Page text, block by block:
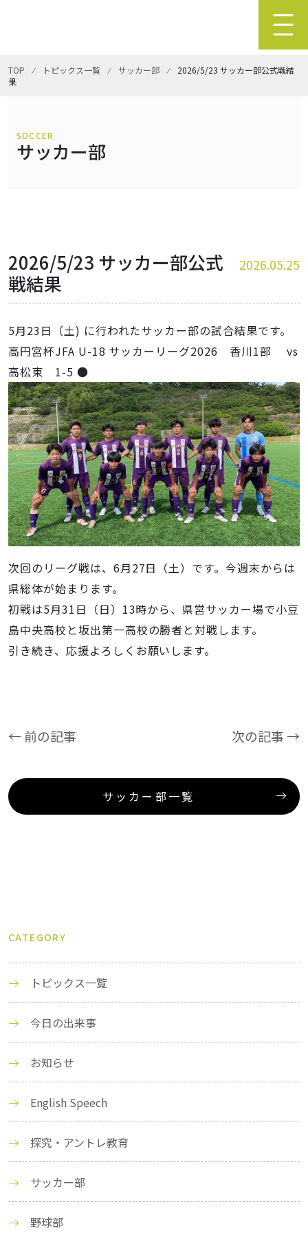
TOP ⁄ トピックス一覧 ⁄ サッカー部 ⁄ 2026/5/23 サッカー部公式戦結
果
SOCCER
サッカー部
2026/5/23 サッカー部公式
戦結果
2026.05.25
5月23日（土) に行われたサッカー部の試合結果です。
高円宮杯JFA U-18 サッカーリーグ2026 香川1部 vs
高松東 1-5 ●
次回のリーグ戦は、6月27日（土）です。今週末からは
県総体が始まります。
初戦は5月31日（日）13時から、県営サッカー場で小豆
島中央高校と坂出第一高校の勝者と対戦します。
引き続き、応援よろしくお願いします。
← 前の記事 次の記事 →
サッカー部一覧
CATEGORY
トピックス一覧
今日の出来事
お知らせ
English Speech
探究・アントレ教育
サッカー部
野球部